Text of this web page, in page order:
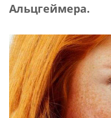
Альцгеймера.